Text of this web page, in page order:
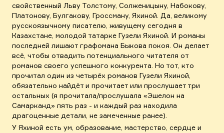
свойственный Льву Толстому, Солженицыну, Набокову,
Платонову, Булгакову, Гроссману, Яхиной. Да, великому
русскоязычному писателю, живущему сегодня в
Казахстане, молодой татарке Гузели Яхиной. И романы
последней лишают графомана Быкова покоя. Он делает
всё, чтобы отвадить потенциального читателя от
романов своего успешного конкурента. Но тот, кто
прочитал один из четырёх романов Гузели Яхиной,
обязательно найдёт и прочитает или прослушает три
остальных (я прочитала/прослушала «Эшелон на
Самарканд» пять раз - и каждый раз находила
драгоценные детали, не замеченные ранее).
У Яхиной есть ум, образование, мастерство, сердце и